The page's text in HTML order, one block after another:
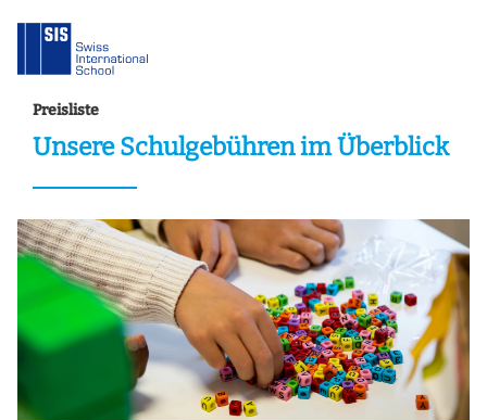
Preisliste
Unsere Schulgebühren im Überblick